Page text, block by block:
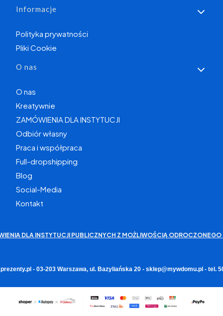
Informacje
Polityka prywatności
Pliki Cookie
O nas
O nas
Kreatywnie
ZAMÓWIENIA DLA INSTYTUCJI
Odbiór własny
Praca i współpraca
Full-dropshipping
Blog
Social-Media
Kontakt
DLA INSTYTUCJI PUBLICZNYCH Z MOŻLIWOŚCIĄ ODROCZONEGO
- 03-203 Warszawa, ul. Bazyliańska 20 - sklep@mywdomu.pl - tel.